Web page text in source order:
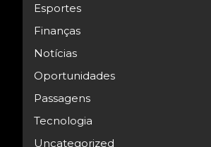
Esportes
Finanças
Notícias
Oportunidades
Passagens
Tecnologia
Uncategorized